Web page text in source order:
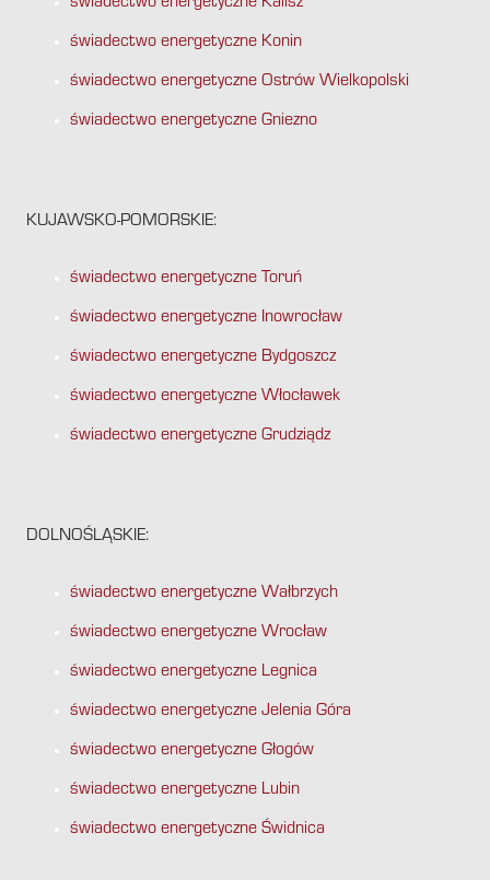
świadectwo energetyczne Kalisz
świadectwo energetyczne Konin
świadectwo energetyczne Ostrów Wielkopolski
świadectwo energetyczne Gniezno
KUJAWSKO-POMORSKIE:
świadectwo energetyczne Toruń
świadectwo energetyczne Inowrocław
świadectwo energetyczne Bydgoszcz
świadectwo energetyczne Włocławek
świadectwo energetyczne Grudziądz
DOLNOŚLĄSKIE:
świadectwo energetyczne Wałbrzych
świadectwo energetyczne Wrocław
świadectwo energetyczne Legnica
świadectwo energetyczne Jelenia Góra
świadectwo energetyczne Głogów
świadectwo energetyczne Lubin
świadectwo energetyczne Świdnica